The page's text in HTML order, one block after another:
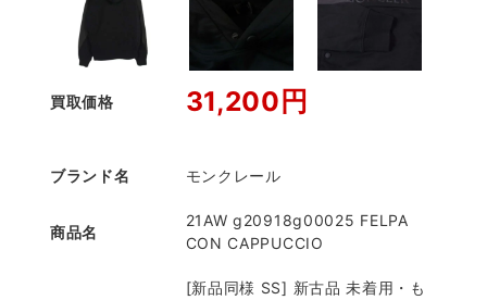
買取価格 31,200円
ブランド名 モンクレール
商品名
21AW g20918g00025 FELPA
CON CAPPUCCIO
[新品同様 SS] 新古品 未着用・も